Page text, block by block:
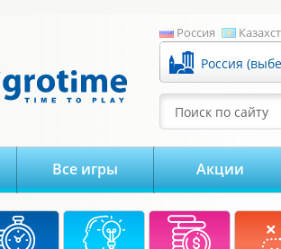
Россия
Поиск по сайту
Все игры Акции